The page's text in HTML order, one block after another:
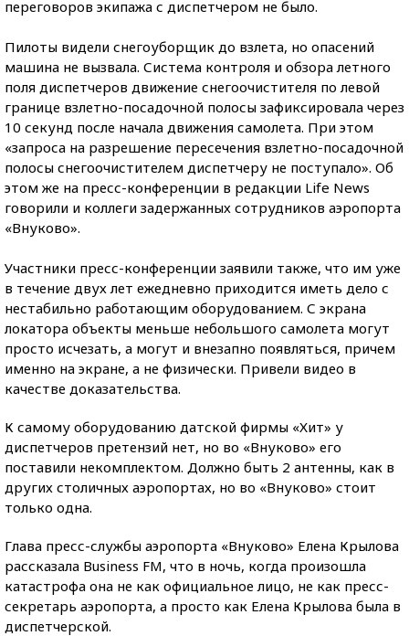
переговоров экипажа с диспетчером не было.
Пилоты видели снегоуборщик до взлета, но опасений
машина не вызвала. Система контроля и обзора летного
поля диспетчеров движение снегоочистителя по левой
границе взлетно-посадочной полосы зафиксировала через
10 секунд после начала движения самолета. При этом
«запроса на разрешение пересечения взлетно-посадочной
полосы снегоочистителем диспетчеру не поступало». Об
этом же на пресс-конференции в редакции Life News
говорили и коллеги задержанных сотрудников аэропорта
«Внуково».
Участники пресс-конференции заявили также, что им уже
в течение двух лет ежедневно приходится иметь дело с
нестабильно работающим оборудованием. С экрана
локатора объекты меньше небольшого самолета могут
просто исчезать, а могут и внезапно появляться, причем
именно на экране, а не физически. Привели видео в
качестве доказательства.
К самому оборудованию датской фирмы «Хит» у
диспетчеров претензий нет, но во «Внуково» его
поставили некомплектом. Должно быть 2 антенны, как в
других столичных аэропортах, но во «Внуково» стоит
только одна.
Глава пресс-службы аэропорта «Внуково» Елена Крылова
рассказала Business FM, что в ночь, когда произошла
катастрофа она не как официальное лицо, не как пресс-
секретарь аэропорта, а просто как Елена Крылова была в
диспетчерской.